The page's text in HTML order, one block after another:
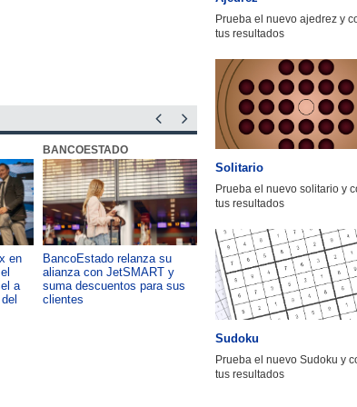
en
a
BANCOESTADO
BancoEstado relanza su
alianza con JetSMART y
suma descuentos para sus
clientes
OTIC CCHC
Capacitación como foco del
desarrollo país: OTIC de la
CChC lanza podcast sobre
impacto de formar talento
Prueba el nuevo ajedrez y
tus resultados
Solitario
Prueba el nuevo solitario y
tus resultados
Sudoku
Prueba el nuevo Sudoku y
tus resultados